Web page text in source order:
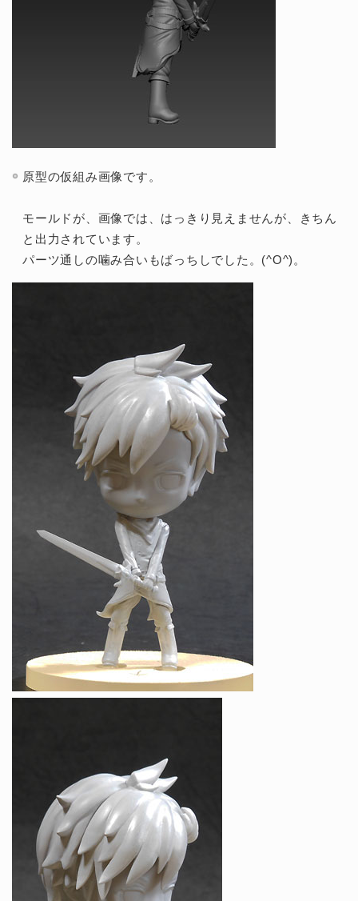
原型の仮組み画像です。
モールドが、画像では、はっきり見えませんが、きちん
と出力されています。
パーツ通しの噛み合いもばっちしでした。(^O^)。